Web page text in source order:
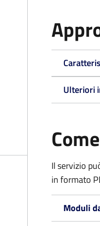
Ulteriori
Il servizio
in formato
Moduli